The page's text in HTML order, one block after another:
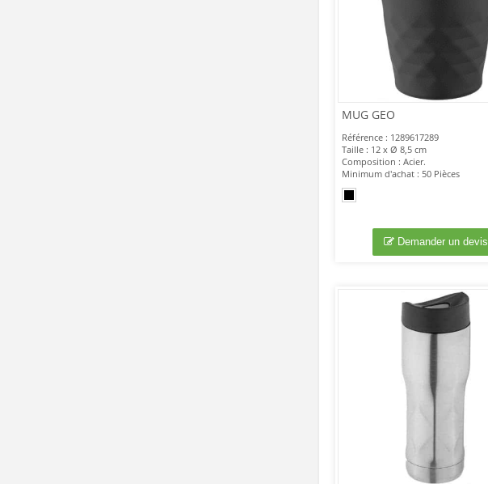
MUG GEO
Référence : 1289617289
Taille : 12 x Ø 8,5 cm
Composition : Acier.
Minimum d'achat : 50 Pièces
Demander un devis